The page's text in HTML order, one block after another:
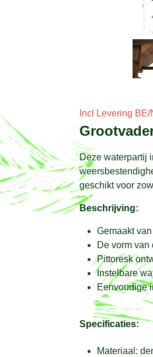
Incl Levering BE/
Deze waterpartij
geschikt voor
Beschrijving:
Gemaakt
De vorm van
Pittoresk
Instelbare
Eenvoudige
Specificaties:
Materiaal: